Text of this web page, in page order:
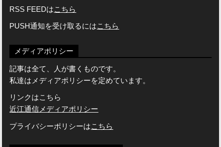
RSS FEEDはこちら
PUSH通知を受け取るにはこちら
メディアポリシー
記事は全て、人が書くものです。
私達はメディアポリシーを定めています。
リンクはこちら
近江通信メディアポリシー
プライバシーポリシーはこちら